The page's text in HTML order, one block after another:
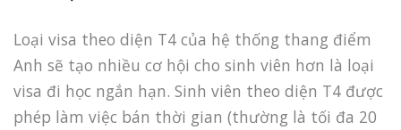
Loại visa theo diện T4 của hệ thống thang điểm
Anh sẽ tạo nhiều cơ hội cho sinh viên hơn là loại
visa đi học ngắn hạn. Sinh viên theo diện T4 được
phép làm việc bán thời gian (thường là tối đa 20